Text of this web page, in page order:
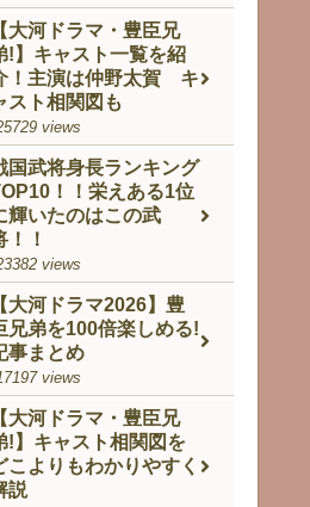
【大河ドラマ・豊臣兄
!】キャスト一覧を紹
！主演は仲野太賀 キ
スト相関図も
views
国武将身長ランキング
！！栄えある1位
輝いたのはこの武
！！
views
【大河ドラマ2026】豊
兄弟を100倍楽しめる!
事まとめ
views
【大河ドラマ・豊臣兄
!】キャスト相関図を
こよりもわかりやすく
説